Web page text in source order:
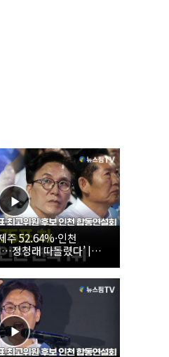
주 52.64%·인천
정청래 따돌렸다’ |
당대표·최고위원 후